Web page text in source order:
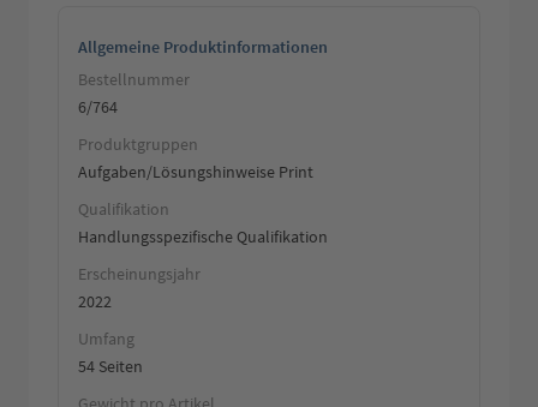
Allgemeine Produktinformationen
Bestellnummer
6/764
Produktgruppen
Aufgaben/Lösungshinweise Print
Qualifikation
Handlungsspezifische Qualifikation
Erscheinungsjahr
2022
Umfang
54 Seiten